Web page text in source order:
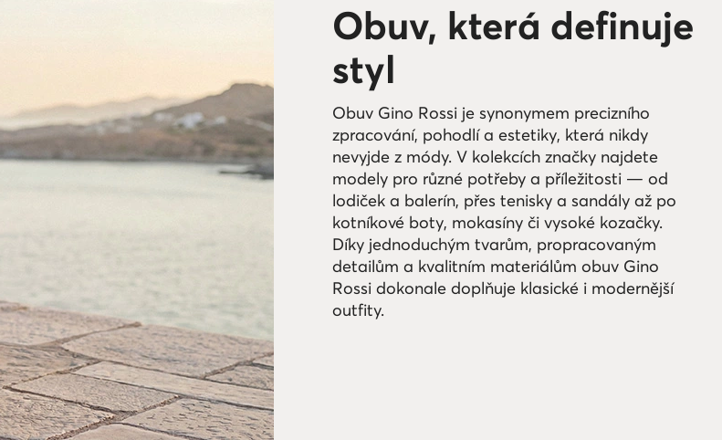
Obuv, která definuje
styl
Obuv Gino Rossi je synonymem precizního
zpracování, pohodlí a estetiky, která nikdy
nevyjde z módy. V kolekcích značky najdete
modely pro různé potřeby a příležitosti — od
lodiček a balerín, přes tenisky a sandály až po
kotníkové boty, mokasíny či vysoké kozačky.
Díky jednoduchým tvarům, propracovaným
detailům a kvalitním materiálům obuv Gino
Rossi dokonale doplňuje klasické i modernější
outfity.